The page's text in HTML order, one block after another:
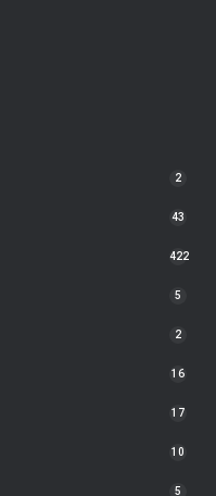
2
43
422
5
2
16
17
10
5